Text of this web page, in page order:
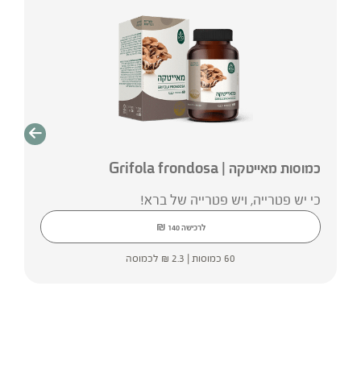
כמוסות מאייטקה | Grifola frondosa
כי יש פטרייה, ויש פטרייה של ברא!
לרכישה ₪ 140
60 כמוסות | ₪ 2.3 לכמוסה